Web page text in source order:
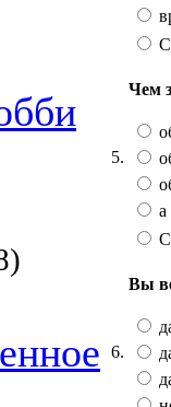
5.
Чем
а
6.
Вы